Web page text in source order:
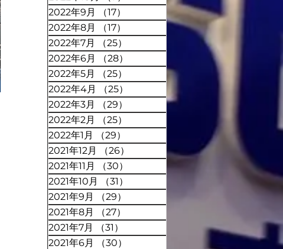
2022年9月
（17）
17件の記事
2022年8月
（17）
17件の記事
2022年7月
（25）
2022年6月
（28）
2022年5月
（25）
25件の記事
2022年4月
（25）
25件の記事
2022年3月
（29）
29件の記事
2022年2月
（25）
2022年1月
（29）
2021年12月
（26）
26件の記事
2021年11月
（30）
30件の記事
2021年10月
（31）
2021年9月
（29）
2021年8月
（27）
2021年7月
（31）
2021年6月
（30）